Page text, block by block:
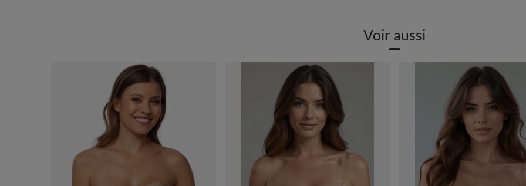
Voir aussi